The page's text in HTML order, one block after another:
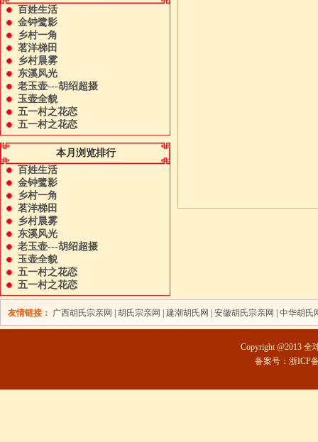
百姓生活
金钟鹭影
乡村一角
茗洋梯田
乡村晨雾
东溪风光
老玉壶---胡绍超摄
玉壶全貌
五一村之花恋
五一村之花恋
本月浏览排行
百姓生活
金钟鹭影
乡村一角
茗洋梯田
乡村晨雾
东溪风光
老玉壶---胡绍超摄
玉壶全貌
五一村之花恋
五一村之花恋
友情链接： 广西胡氏宗亲网 胡氏宗亲网 建潮胡氏网 安徽胡氏宗亲网 中华胡氏
Copyright @2013
备案号：浙ICP